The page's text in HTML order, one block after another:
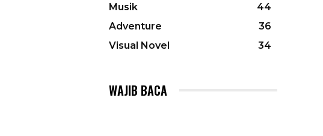
Musik
44
Adventure
36
Visual Novel
34
WAJIB BACA